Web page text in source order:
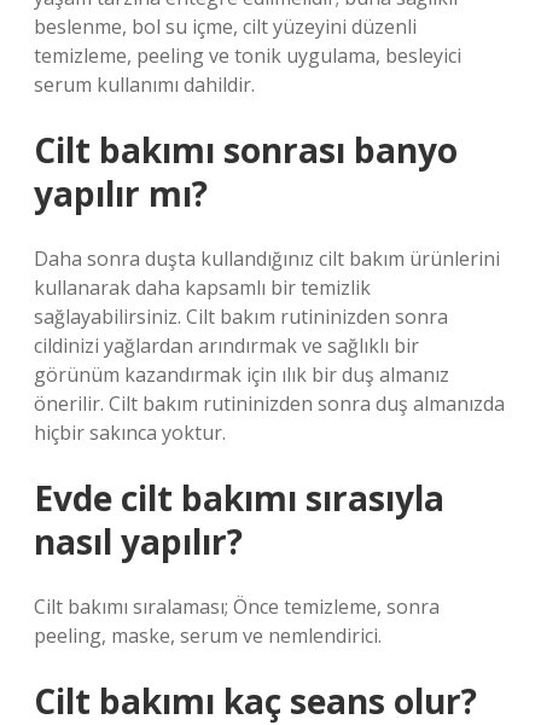
beslenme, bol su içme, cilt yüzeyini düzenli
temizleme, peeling ve tonik uygulama, besleyici
serum kullanımı dahildir.
Cilt bakımı sonrası banyo
yapılır mı?
Daha sonra duşta kullandığınız cilt bakım ürünlerini
kullanarak daha kapsamlı bir temizlik
sağlayabilirsiniz. Cilt bakım rutininizden sonra
cildinizi yağlardan arındırmak ve sağlıklı bir
görünüm kazandırmak için ılık bir duş almanız
önerilir. Cilt bakım rutininizden sonra duş almanızda
hiçbir sakınca yoktur.
Evde cilt bakımı sırasıyla
nasıl yapılır?
Cilt bakımı sıralaması; Önce temizleme, sonra
peeling, maske, serum ve nemlendirici.
Cilt bakımı kaç seans olur?